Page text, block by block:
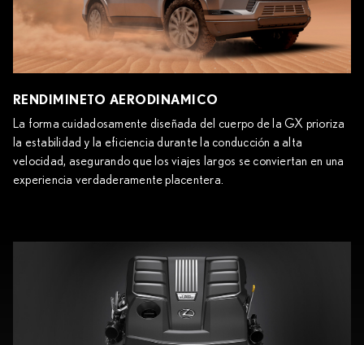
RENDIMINETO AERODINAMICO
La forma cuidadosamente diseñada del cuerpo de la GX prioriza
la estabilidad y la eficiencia durante la conducción a alta
velocidad, asegurando que los viajes largos se conviertan en una
experiencia verdaderamente placentera.